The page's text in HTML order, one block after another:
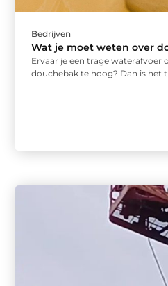
Bedrijven
Wat je moet weten over
Ervaar je een trage waterafvoer
douchebak te hoog? Dan is het